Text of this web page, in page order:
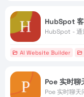
HubSpot
HubSpot - 通
AI Website Builder
Poe 实时聊
Poe 实时聊天